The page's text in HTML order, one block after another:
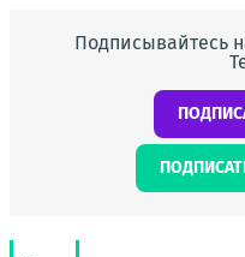
Подписывайтесь